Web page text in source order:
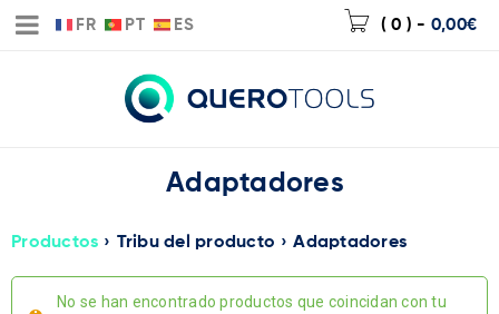
FR PT ES ( 0 ) - 0,00€
Adaptadores
Productos › Tribu del producto › Adaptadores
No se han encontrado productos que coincidan con tu